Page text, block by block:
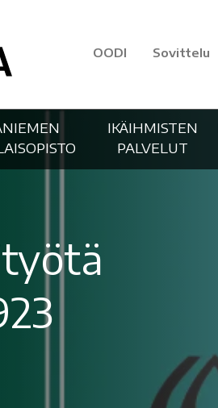
OODI Sovittelu
IKÄIHMISTEN
PALVELUT